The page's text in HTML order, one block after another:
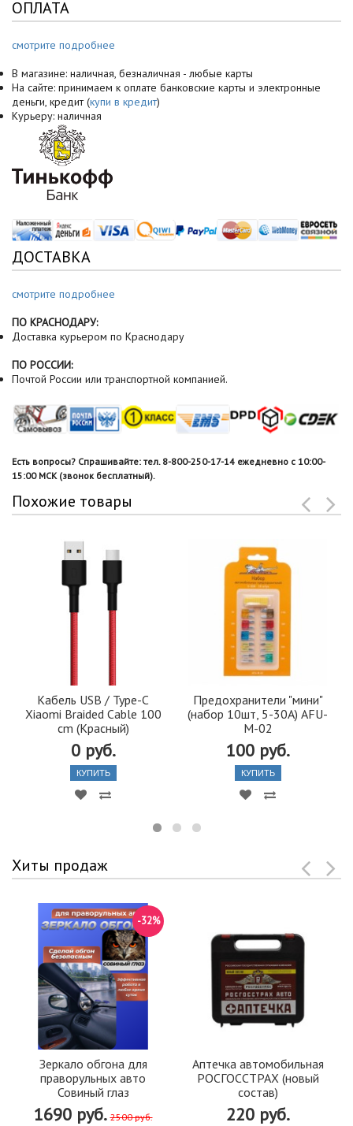
ОПЛАТА
смотрите подробнее
В магазине: наличная, безналичная - любые карты
На сайте: принимаем к оплате банковские карты и электронные
деньги, кредит (купи в кредит)
Курьеру: наличная
ДОСТАВКА
смотрите подробнее
ПО КРАСНОДАРУ:
Доставка курьером по Краснодару
ПО РОССИИ:
Почтой России или транспортной компанией.
Есть вопросы? Спрашивайте: тел. 8-800-250-17-14 ежедневно с 10:00-
15:00 МСК (звонок бесплатный).
Похожие товары
Кабель USB / Type-C
Xiaomi Braided Cable 100
cm (Красный)
0 руб.
КУПИТЬ
Предохранители "мини"
(набор 10шт, 5-30А) AFU-
M-02
100 руб.
КУПИТЬ
Хиты продаж
Зеркало обгона для
праворульных авто
Совиный глаз
1690 руб. 2500 руб.
-32%
Аптечка автомобильная
РОСГОССТРАХ (новый
состав)
220 руб.